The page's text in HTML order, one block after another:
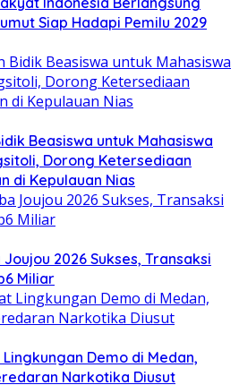
Siap Hadapi Pemilu 2029
Beasiswa untuk Mahasiswa
Dorong Ketersediaan
di Kepulauan Nias
2026 Sukses, Transaksi
Miliar
Demo di Medan,
Narkotika Diusut